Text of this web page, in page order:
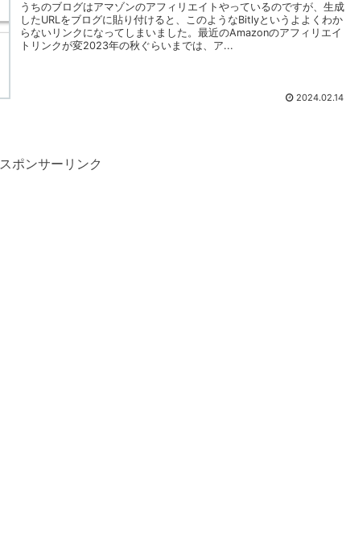
うちのブログはアマゾンのアフィリエイトやっているのですが、生成
したURLをブログに貼り付けると、このようなBitlyというよよくわか
らないリンクになってしまいました。最近のAmazonのアフィリエイ
トリンクが変2023年の秋ぐらいまでは、ア...
2024.02.14
スポンサーリンク